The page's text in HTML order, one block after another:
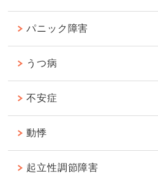
パニック障害
うつ病
不安症
動悸
起立性調節障害